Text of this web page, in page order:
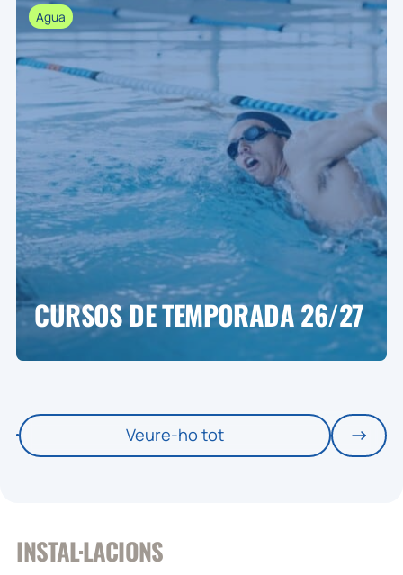
Agua
CURSOS DE TEMPORADA 26/27
Veure-ho tot
INSTAL·LACIONS